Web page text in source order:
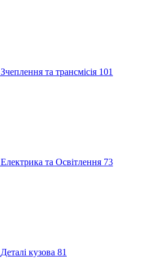
Зчеплення та трансмісія 101
Електрика та Освітлення 73
Деталі кузова 81